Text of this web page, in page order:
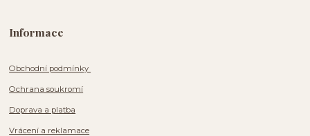
Informace
Obchodní podmínky
Ochrana soukromí
Doprava a platba
Vrácení a reklamace